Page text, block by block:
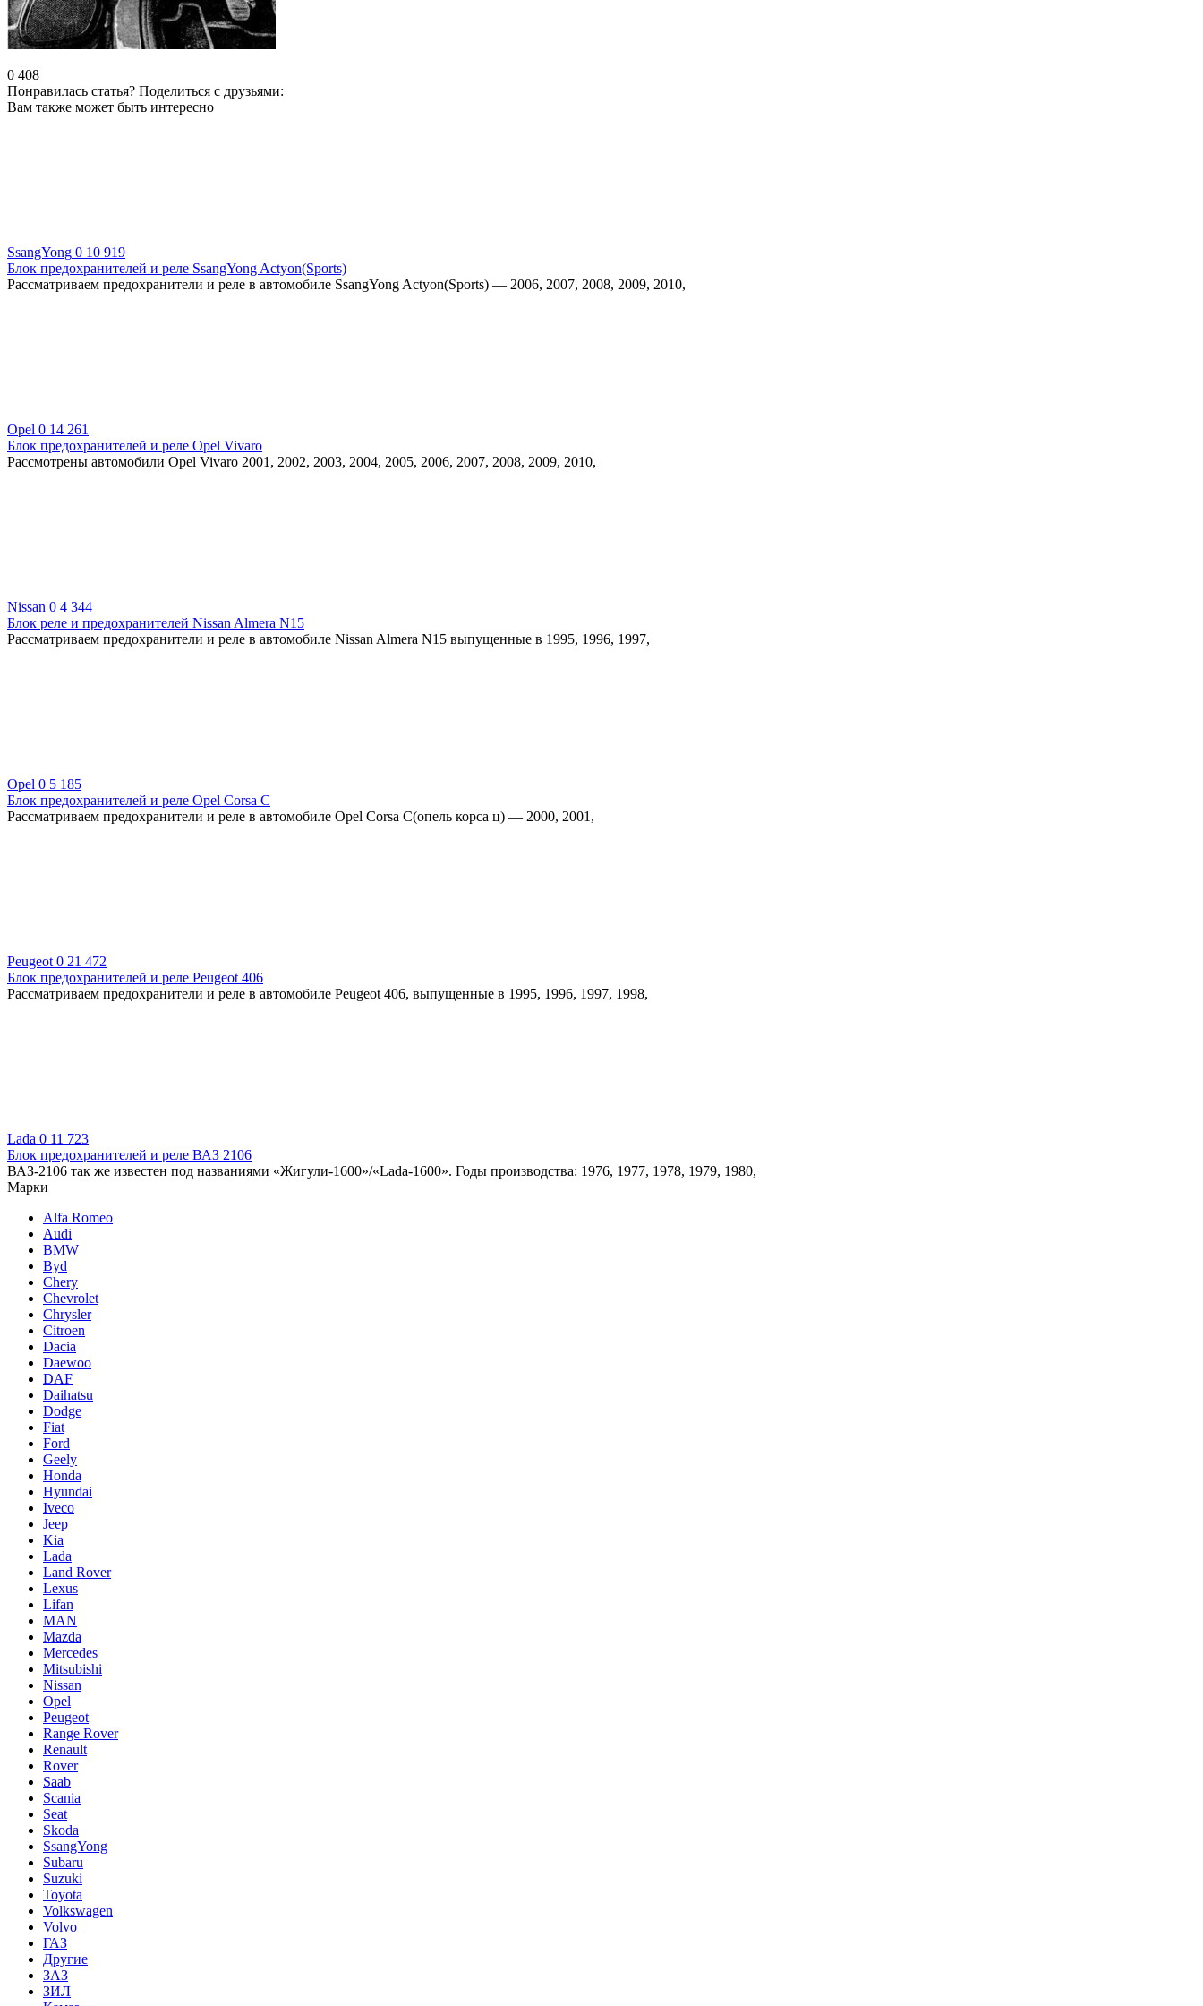
0 408
Понравилась статья? Поделиться с друзьями:
Вам также может быть интересно
SsangYong 0 10 919
Блок предохранителей и реле SsangYong Actyon(Sports)
Рассматриваем предохранители и реле в автомобиле SsangYong Actyon(Sports) — 2006, 2007, 2008, 2009, 2010,
Opel 0 14 261
Блок предохранителей и реле Opel Vivaro
Рассмотрены автомобили Opel Vivaro 2001, 2002, 2003, 2004, 2005, 2006, 2007, 2008, 2009, 2010,
Nissan 0 4 344
Блок реле и предохранителей Nissan Almera N15
Рассматриваем предохранители и реле в автомобиле Nissan Almera N15 выпущенные в 1995, 1996, 1997,
Opel 0 5 185
Блок предохранителей и реле Opel Corsa C
Рассматриваем предохранители и реле в автомобиле Opel Corsa C(опель корса ц) — 2000, 2001,
Peugeot 0 21 472
Блок предохранителей и реле Peugeot 406
Рассматриваем предохранители и реле в автомобиле Peugeot 406, выпущенные в 1995, 1996, 1997, 1998,
Lada 0 11 723
Блок предохранителей и реле ВАЗ 2106
ВАЗ-2106 так же известен под названиями «Жигули-1600»/«Lada-1600». Годы производства: 1976, 1977, 1978, 1979, 1980,
Марки
Alfa Romeo
Audi
BMW
Byd
Chery
Chevrolet
Chrysler
Citroen
Dacia
Daewoo
DAF
Daihatsu
Dodge
Fiat
Ford
Geely
Honda
Hyundai
Iveco
Jeep
Kia
Lada
Land Rover
Lexus
Lifan
MAN
Mazda
Mercedes
Mitsubishi
Nissan
Opel
Peugeot
Range Rover
Renault
Rover
Saab
Scania
Seat
Skoda
SsangYong
Subaru
Suzuki
Toyota
Volkswagen
Volvo
ГАЗ
Другие
ЗАЗ
ЗИЛ